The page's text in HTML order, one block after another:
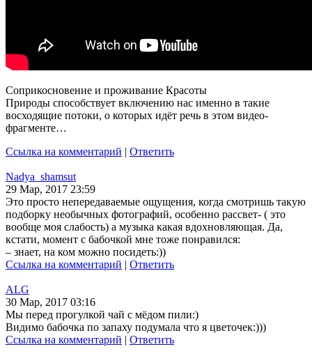
Соприкосновение и проживание Красоты
Природы способствует включению нас именно в такие
восходящие потоки, о которых идёт речь в этом видео-
фрагменте…
Ссылка на комментарий | Ответить
Nadya_shamsut
29 Мар, 2017 23:59
Это просто непередаваемые ощущения, когда смотришь такую
подборку необычных фотографий, особенно рассвет- ( это
вообще моя слабость) а музыка какая вдохновляющая. Да,
кстати, момент с бабочкой мне тоже понравился:
– знает, на ком можно посидеть:))
Ссылка на комментарий | Ответить
ALG
30 Мар, 2017 03:16
Мы перед прогулкой чай с мёдом пили:)
Видимо бабочка по запаху подумала что я цветочек:)))
Ссылка на комментарий | Ответить